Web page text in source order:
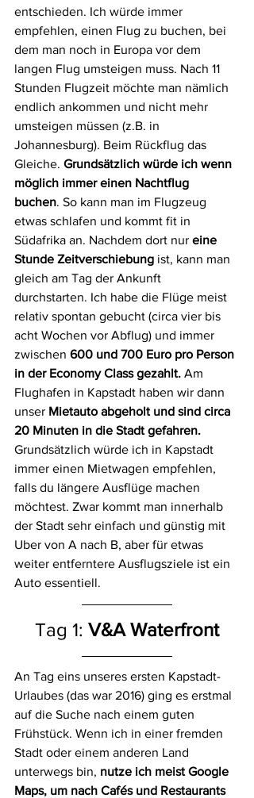
entschieden. Ich würde immer
empfehlen, einen Flug zu buchen, bei
dem man noch in Europa vor dem
langen Flug umsteigen muss. Nach 11
Stunden Flugzeit möchte man nämlich
endlich ankommen und nicht mehr
umsteigen müssen (z.B. in
Johannesburg). Beim Rückflug das
Gleiche. Grundsätzlich würde ich wenn
möglich immer einen Nachtflug
buchen. So kann man im Flugzeug
etwas schlafen und kommt fit in
Südafrika an. Nachdem dort nur eine
Stunde Zeitverschiebung ist, kann man
gleich am Tag der Ankunft
durchstarten. Ich habe die Flüge meist
relativ spontan gebucht (circa vier bis
acht Wochen vor Abflug) und immer
zwischen 600 und 700 Euro pro Person
in der Economy Class gezahlt. Am
Flughafen in Kapstadt haben wir dann
unser Mietauto abgeholt und sind circa
20 Minuten in die Stadt gefahren.
Grundsätzlich würde ich in Kapstadt
immer einen Mietwagen empfehlen,
falls du längere Ausflüge machen
möchtest. Zwar kommt man innerhalb
der Stadt sehr einfach und günstig mit
Uber von A nach B, aber für etwas
weiter entferntere Ausflugsziele ist ein
Auto essentiell.
Tag 1: V&A Waterfront
An Tag eins unseres ersten Kapstadt-
Urlaubes (das war 2016) ging es erstmal
auf die Suche nach einem guten
Frühstück. Wenn ich in einer fremden
Stadt oder einem anderen Land
unterwegs bin, nutze ich meist Google
Maps, um nach Cafés und Restaurants